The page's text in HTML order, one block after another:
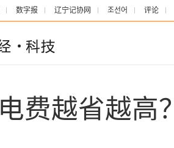
数字报 辽宁记协网 조선어 评论
电费越省越高